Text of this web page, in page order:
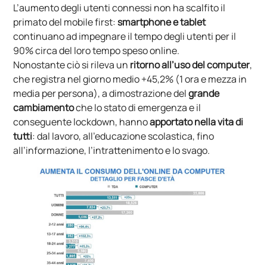
L’aumento degli utenti connessi non ha scalfito il
primato del mobile first:smartphone e tablet
continuano ad impegnare il tempo degli utenti per il
90% circa del loro tempo speso online.
Nonostante ciò si rileva un ritorno all’uso del computer,
che registra nel giorno medio +45,2% (1 ora e mezza in
media per persona), a dimostrazione delgrande
cambiamentoche lo stato di emergenza e il
conseguente lockdown, hannoapportato nella vita di
tutti: dal lavoro, all’educazione scolastica, fino
all’informazione, l’intrattenimento e lo svago.